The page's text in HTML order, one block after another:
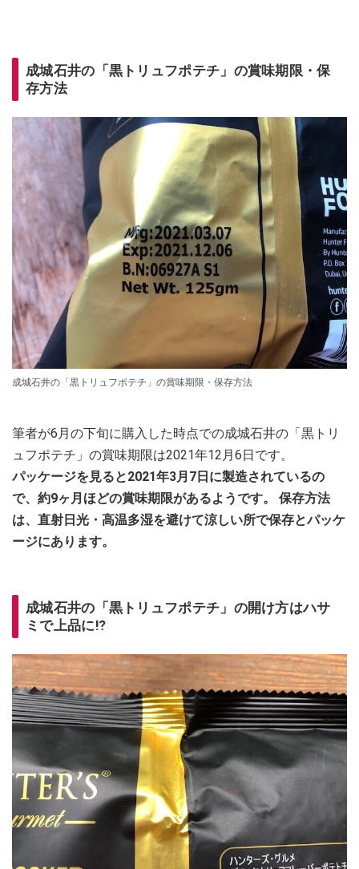
成城石井の「黒トリュフポテチ」の賞味期限・保
存方法
成城石井の「黒トリュフポテチ」の賞味期限・保存方法
筆者が6月の下旬に購入した時点での成城石井の「黒トリ
ュフポテチ」の賞味期限は2021年12月6日です。
パッケージを見ると2021年3月7日に製造されているの
で、約9ヶ月ほどの賞味期限があるようです。
保存方法
は、直射日光・高温多湿を避けて涼しい所で保存とパッケ
ージにあります。
成城石井の「黒トリュフポテチ」の開け方はハサ
ミで上品に⁉